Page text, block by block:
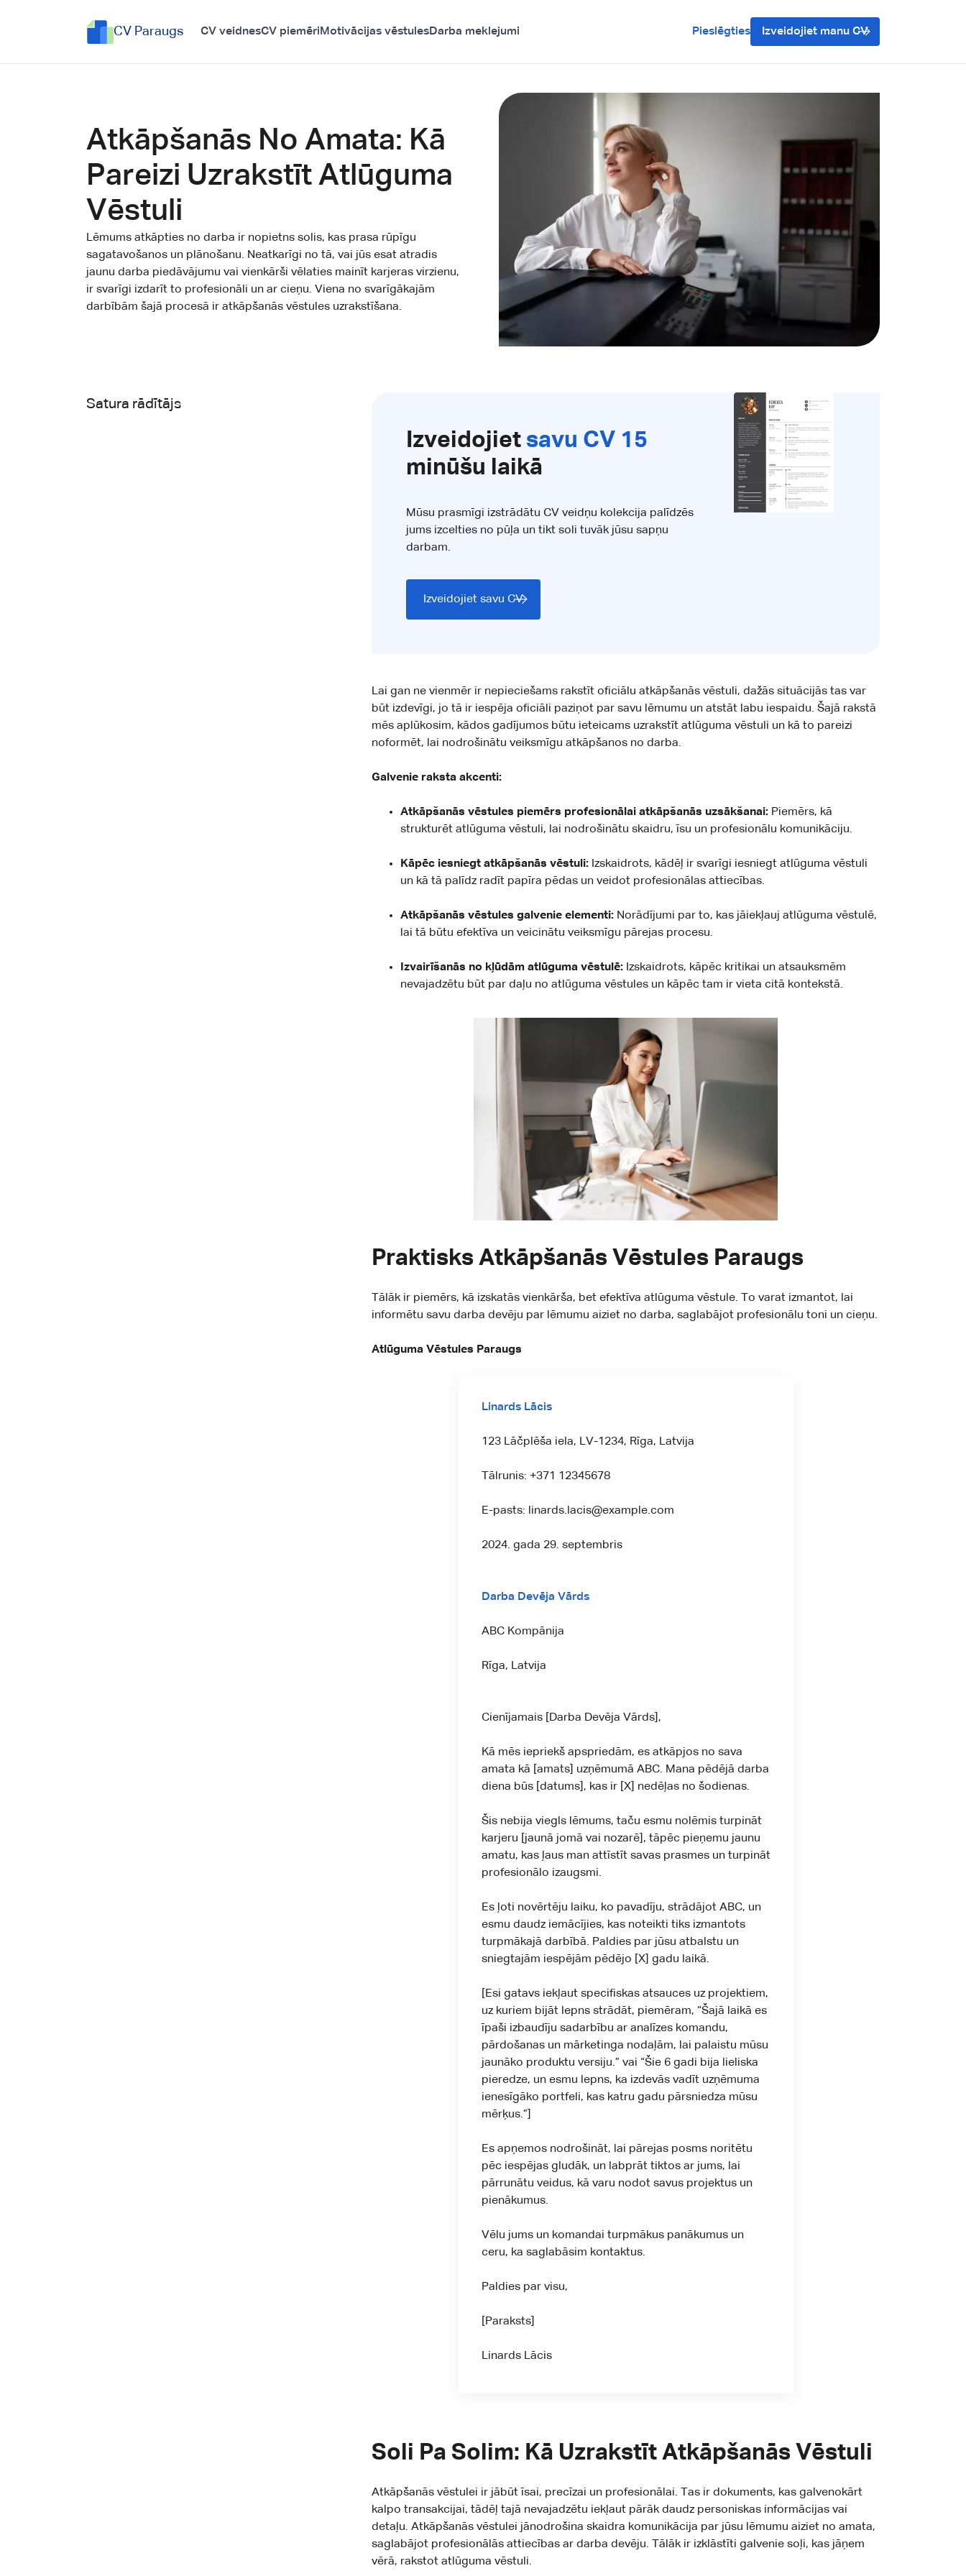
CV Paraugs CV veidnesCV piemēri Motivācijas vēstulesDarba meklejumi Pieslēgties Izveidojiet manu CV
Atkāpšanās No Amata: Kā
Pareizi Uzrakstīt Atlūguma
Vēstuli
Lēmums atkāpties no darba ir nopietns solis, kas prasa rūpīgu
sagatavošanos un plānošanu. Neatkarīgi no tā, vai jūs esat atradis
jaunu darba piedāvājumu vai vienkārši vēlaties mainīt karjeras virzienu,
ir svarīgi izdarīt to profesionāli un ar cieņu. Viena no svarīgākajām
darbībām šajā procesā ir atkāpšanās vēstules uzrakstīšana.
Satura rādītājs
Izveidojiet savu CV 15
minūšu laikā
Mūsu prasmīgi izstrādātu CV veidņu kolekcija palīdzēs
jums izcelties no pūļa un tikt soli tuvāk jūsu sapņu
darbam.
Izveidojiet savu CV
Lai gan ne vienmēr ir nepieciešams rakstīt oficiālu atkāpšanās vēstuli, dažās situācijās tas var
būt izdevīgi, jo tā ir iespēja oficiāli paziņot par savu lēmumu un atstāt labu iespaidu. Šajā rakstā
mēs aplūkosim, kādos gadījumos būtu ieteicams uzrakstīt atlūguma vēstuli un kā to pareizi
noformēt, lai nodrošinātu veiksmīgu atkāpšanos no darba.
Galvenie raksta akcenti:
Atkāpšanās vēstules piemērs profesionālai atkāpšanās uzsākšanai: Piemērs, kā
strukturēt atlūguma vēstuli, lai nodrošinātu skaidru, īsu un profesionālu komunikāciju.
Kāpēc iesniegt atkāpšanās vēstuli: Izskaidrots, kādēļ ir svarīgi iesniegt atlūguma vēstuli
un kā tā palīdz radīt papīra pēdas un veidot profesionālas attiecības.
Atkāpšanās vēstules galvenie elementi: Norādījumi par to, kas jāiekļauj atlūguma vēstulē,
lai tā būtu efektīva un veicinātu veiksmīgu pārejas procesu.
Izvairīšanās no kļūdām atlūguma vēstulē: Izskaidrots, kāpēc kritikai un atsauksmēm
nevajadzētu būt par daļu no atlūguma vēstules un kāpēc tam ir vieta citā kontekstā.
Praktisks Atkāpšanās Vēstules Paraugs
Tālāk ir piemērs, kā izskatās vienkārša, bet efektīva atlūguma vēstule. To varat izmantot, lai
informētu savu darba devēju par lēmumu aiziet no darba, saglabājot profesionālu toni un cieņu.
Atlūguma Vēstules Paraugs
Linards Lācis
123 Lāčplēša iela, LV-1234, Rīga, Latvija
Tālrunis: +371 12345678
E-pasts: linards.lacis@example.com
2024. gada 29. septembris
Darba Devēja Vārds
ABC Kompānija
Rīga, Latvija
Cienījamais [Darba Devēja Vārds],
Kā mēs iepriekš apspriedām, es atkāpjos no sava
amata kā [amats] uzņēmumā ABC. Mana pēdējā darba
diena būs [datums], kas ir [X] nedēļas no šodienas.
Šis nebija viegls lēmums, taču esmu nolēmis turpināt
karjeru [jaunā jomā vai nozarē], tāpēc pieņemu jaunu
amatu, kas ļaus man attīstīt savas prasmes un turpināt
profesionālo izaugsmi.
Es ļoti novērtēju laiku, ko pavadīju, strādājot ABC, un
esmu daudz iemācījies, kas noteikti tiks izmantots
turpmākajā darbībā. Paldies par jūsu atbalstu un
sniegtajām iespējām pēdējo [X] gadu laikā.
[Esi gatavs iekļaut specifiskas atsauces uz projektiem,
uz kuriem bijāt lepns strādāt, piemēram, “Šajā laikā es
īpaši izbaudīju sadarbību ar analīzes komandu,
pārdošanas un mārketinga nodaļām, lai palaistu mūsu
jaunāko produktu versiju.” vai “Šie 6 gadi bija lieliska
pieredze, un esmu lepns, ka izdevās vadīt uzņēmuma
ienesīgāko portfeli, kas katru gadu pārsniedza mūsu
mērķus.”]
Es apņemos nodrošināt, lai pārejas posms noritētu
pēc iespējas gludāk, un labprāt tiktos ar jums, lai
pārrunātu veidus, kā varu nodot savus projektus un
pienākumus.
Vēlu jums un komandai turpmākus panākumus un
ceru, ka saglabāsim kontaktus.
Paldies par visu,
[Paraksts]
Linards Lācis
Soli Pa Solim: Kā Uzrakstīt Atkāpšanās Vēstuli
Atkāpšanās vēstulei ir jābūt īsai, precīzai un profesionālai. Tas ir dokuments, kas galvenokārt
kalpo transakcijai, tādēļ tajā nevajadzētu iekļaut pārāk daudz personiskas informācijas vai
detaļu. Atkāpšanās vēstulei jānodrošina skaidra komunikācija par jūsu lēmumu aiziet no amata,
saglabājot profesionālās attiecības ar darba devēju. Tālāk ir izklāstīti galvenie soļi, kas jāņem
vērā, rakstot atlūguma vēstuli.